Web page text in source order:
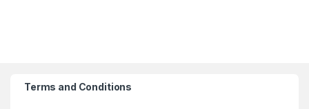
Terms and Conditions